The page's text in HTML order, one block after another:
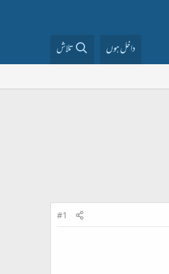
داخل ہوں تلاش
#1